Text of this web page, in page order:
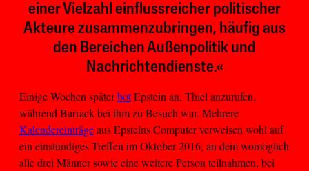
einer Vielzahl einflussreicher politischer
Akteure zusammenzubringen, häufig aus
den Bereichen Außenpolitik und
Nachrichtendienste.«
Einige Wochen späterbotEpstein an, Thiel anzurufen,
während Barrack bei ihm zu Besuch war. Mehrere
Kalendereinträgeaus Epsteins Computer verweisen wohl auf
ein einstündiges Treffen im Oktober 2016, an dem womöglich
alle drei Männer sowie eine weitere Person teilnahmen, bei